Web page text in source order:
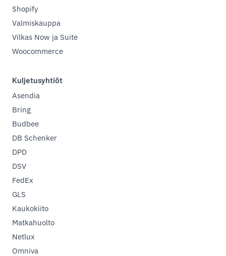
Shopify
Valmiskauppa
Vilkas Now ja Suite
Woocommerce
Kuljetusyhtiöt
Asendia
Bring
Budbee
DB Schenker
DPD
DSV
FedEx
GLS
Kaukokiito
Matkahuolto
Netlux
Omniva